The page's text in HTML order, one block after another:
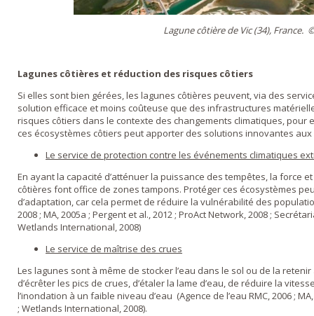
Lagune côtière de Vic (34), France.
Lagunes côtières et réduction des risques côtiers
Si elles sont bien gérées, les lagunes côtières peuvent, via des
solution efficace et moins coûteuse que des infrastructures
risques côtiers dans le contexte des changements climatiques, pour
ces écosystèmes côtiers peut apporter des solutions innovantes
Le service de protection contre les événements climatiques
En ayant la capacité d’atténuer la puissance des tempêtes, la force
côtières font office de zones tampons. Protéger ces écosystèmes
d’adaptation, car cela permet de réduire la vulnérabilité des
2008 ; MA, 2005a ; Pergent et al., 2012 ; ProAct Network, 2008 ;
Wetlands International, 2008)
Le service de maîtrise des crues
Les lagunes sont à même de stocker l’eau dans le sol ou de la
d’écrêter les pics de crues, d’étaler la lame d’eau, de réduire la
l’inondation à un faible niveau d’eau (Agence de l’eau RMC, 2006 ;
; Wetlands International, 2008).